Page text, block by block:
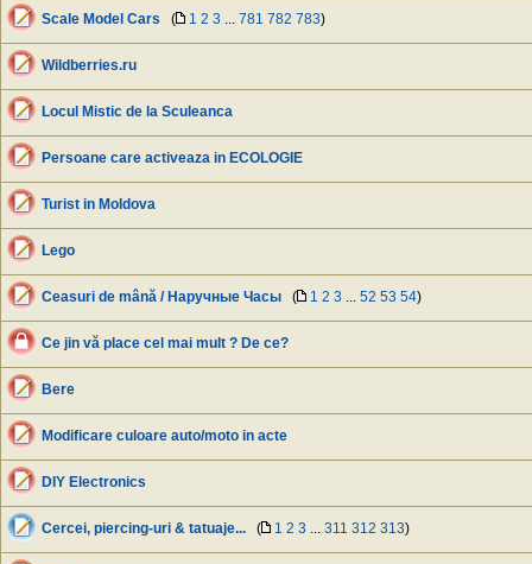
Scale Model Cars ( 1 2 3 781 782 783)
Wildberries.ru
Locul Mistic de la Sсuleanca
Persoane care activeaza in ECOLOGIE
Turist in Moldova
Lego
Ceasuri de mână / Наручные Часы ( 1 2 3 52 53 54)
Ce jin vă place cel mai mult ? De ce?
Bere
Modificare culoare auto/moto in acte
DIY Electronics
Cercei, piercing-uri & tatuaje... ( 1 2 3 311 312 313)